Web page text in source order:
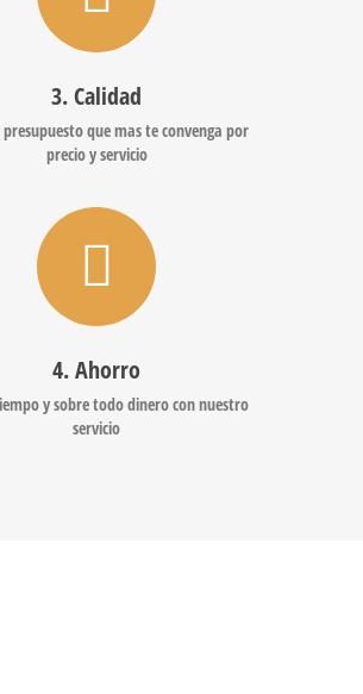
3. Calidad
presupuesto que mas te convenga por
precio y servicio
4. Ahorro
y sobre todo dinero con nuestro
servicio